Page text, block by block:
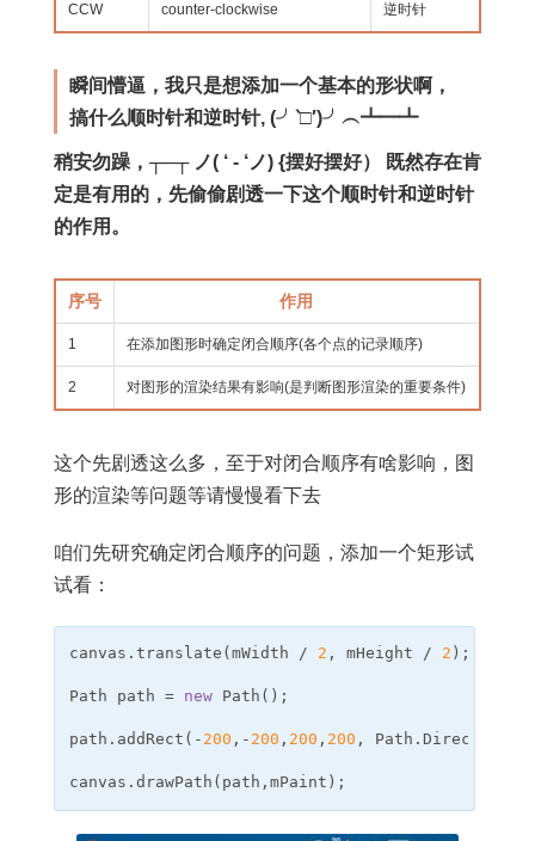
CCW counter-clockwise 逆时针
瞬间懵逼，我只是想添加一个基本的形状啊，
搞什么顺时针和逆时针, (╯‵□′)╯︵┻━┻
稍安勿躁，┬─┬ ノ( ‘ - ‘ノ) {摆好摆好） 既然存在肯
定是有用的，先偷偷剧透一下这个顺时针和逆时针
的作用。
序号 作用
1 在添加图形时确定闭合顺序(各个点的记录顺序)
2 对图形的渲染结果有影响(是判断图形渲染的重要条件)
这个先剧透这么多，至于对闭合顺序有啥影响，图
形的渲染等问题等请慢慢看下去
咱们先研究确定闭合顺序的问题，添加一个矩形试
试看：
canvas . translate ( mWidth / 2 , mHeight / 2 );
Path path = new Path ();
path . addRect (- 200 ,- 200 , 200 , 200 , Path . Direction
canvas . drawPath ( path , mPaint );